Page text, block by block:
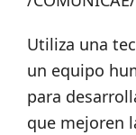
Utiliza una
un equipo
para
que mejoren